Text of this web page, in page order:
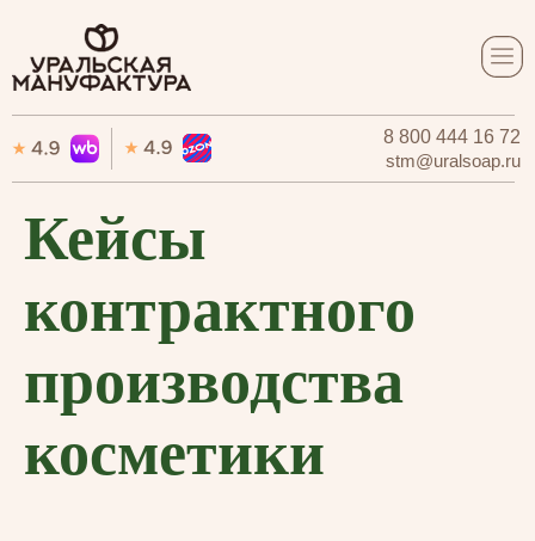
8 800 444 16 72
stm@uralsoap.ru
8 800 444 16 72
stm@uralsoap.ru
Кейсы
контрактного
производства
косметики